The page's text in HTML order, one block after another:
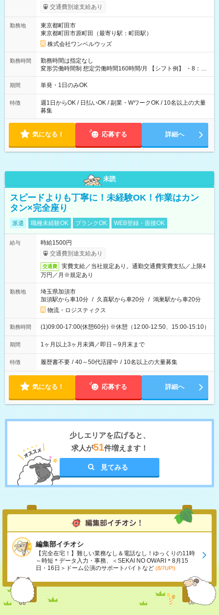
いOK！（規定あり） ┗働いたその日に現金GET♪ お仕事後はコ
ンビニATMから 日払い分を引き落とせます！ 【試用期間】試
交通費別途支給あり
勤務地
東京都町田市
東京都町田市原町田（最寄り駅：町田駅）
株式会社ワンベルウッズ
勤務時間
勤務時間は指定なし
変形労働時間制 想定労働時間160時間/月 【シフト例】 ・8：00
～21：00
期間 単発・1日のみOK
特徴
週1日からOK / 日払いOK / 副業・WワークOK / 10名以上の大量
募集
気になる！ 応募する 詳細へ
未読
スピードよりも丁寧に！未経験OK！作業はカン
タン×完全座り
派遣 職種未経験OK ブランクOK WEB登録・面接OK
給与
時給1500円
交通費別途支給あり
交通費
実費支給／当社規定あり。通勤交通費実費支払／上限4
万円／月※規定あり
勤務地
埼玉県加須市
加須駅から車10分 / 久喜駅から車20分 / 鴻巣駅から車20分
物流・ロジスティクス
勤務時間 (1)09:00-17:00(休憩60分) ※休憩（12:00-12:50、15:00-15:10）
期間 1ヶ月以上3ヶ月未満／即日～9月末まで
特徴 履歴書不要 / 40～50代活躍中 / 10名以上の大量募集
気になる！ 応募する 詳細へ
少しエリアを広げると、
求人が51件増えます！
見てみる
編集部イチオシ
【完全在宅！】難しい業務なし＆電話なし！ゆっくりの11時
～時短＊データ入力・事務、＜SEKAI NO OWARI＊8月15
日・16日＞ドーム公演のサポートバイトなど (8/7UP!)